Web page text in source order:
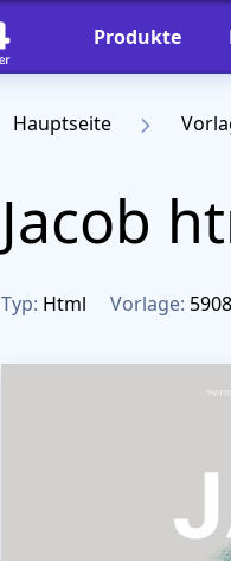
Produkte
Hauptseite
Jacob
Typ: Html Vorlage: